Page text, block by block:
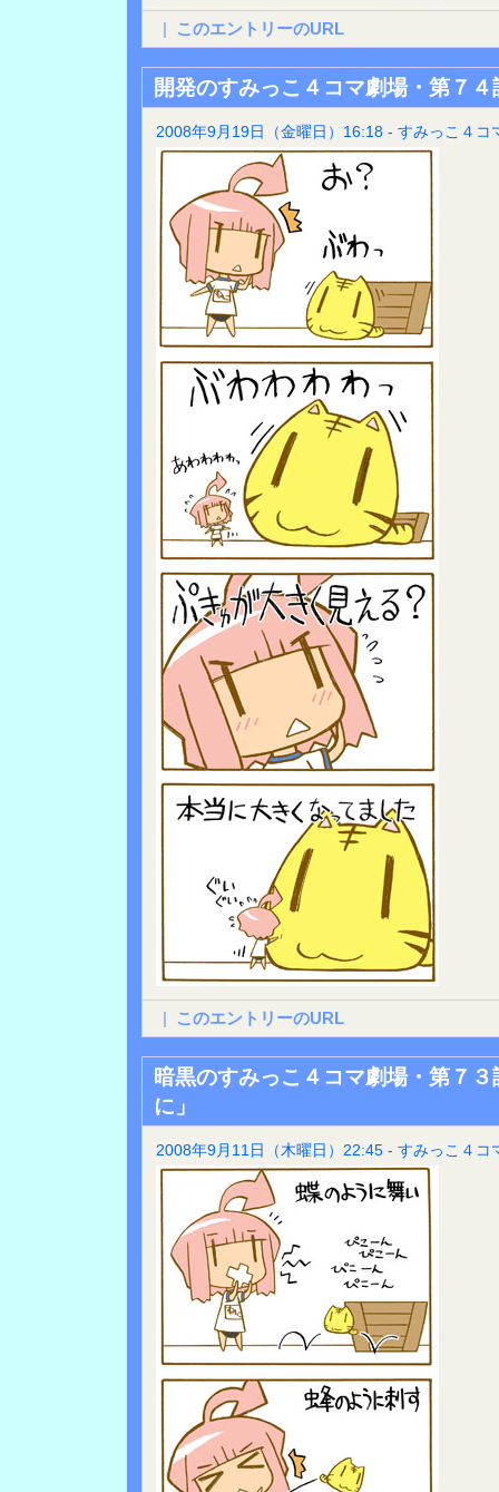
| このエントリーのURL
開発のすみっこ４コマ劇場・第７
2008年9月19日（金曜日）16:18 - すみっこ４コ
| このエントリーのURL
暗黒のすみっこ４コマ劇場・第７
に」
2008年9月11日（木曜日）22:45 - すみっこ４コ